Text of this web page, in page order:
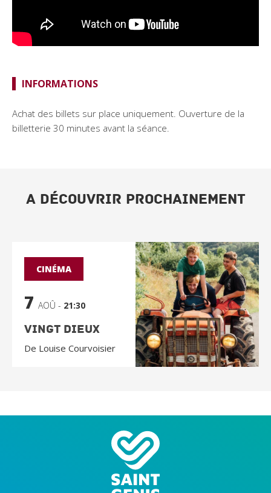
INFORMATIONS
Achat des billets sur place uniquement. Ouverture de la
billetterie 30 minutes avant la séance.
A DÉCOUVRIR PROCHAINEMENT
CINÉMA
7 AOÛ - 21:30
Vingt Dieux
De Louise Courvoisier